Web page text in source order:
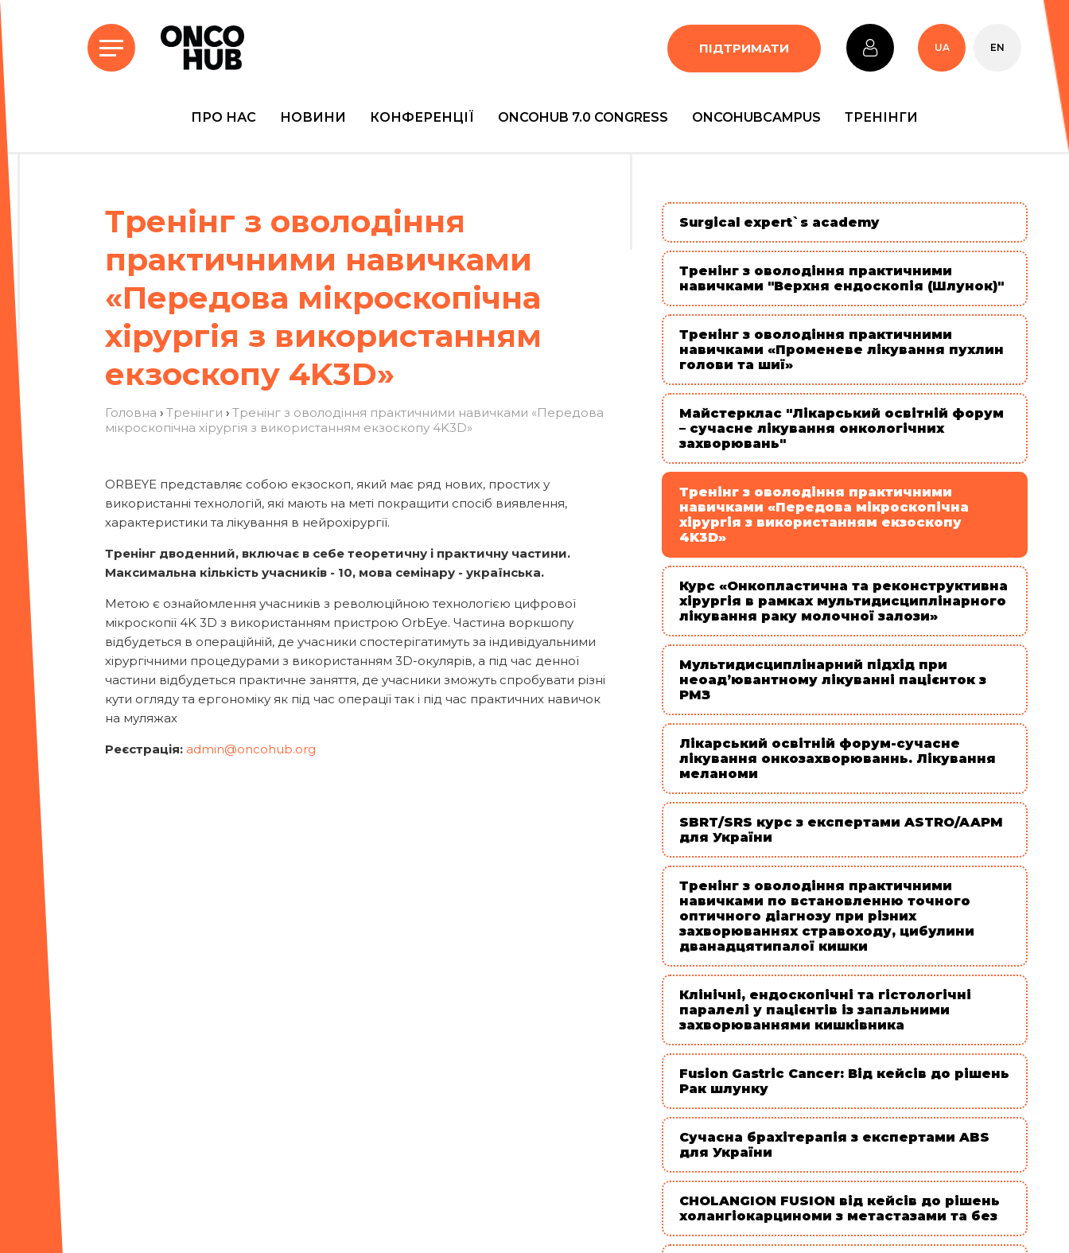
UA EN
ПІДТРИМАТИ
ПРО НАС НОВИНИ КОНФЕРЕНЦІЇ ONCOHUB 7.0 CONGRESS ONCOHUBCAMPUS ТРЕНІНГИ
Тренінг з оволодіння
практичними навичками
«Передова мікроскопічна
хірургія з використанням
екзоскопу 4K3D»
Головна › Тренінги › Тренінг з оволодіння практичними навичками «Передова
мікроскопічна хірургія з використанням екзоскопу 4K3D»
ORBEYE представляє собою екзоскоп, який має ряд нових, простих у
використанні технологій, які мають на меті покращити спосіб виявлення,
характеристики та лікування в нейрохірургії.
Тренінг дводенний, включає в себе теоретичну і практичну частини.
Максимальна кількість учасників - 10, мова семінару - українська.
Метою є ознайомлення учасників з революційною технологією цифрової
мікроскопії 4K 3D з використанням пристрою OrbEye. Частина воркшопу
відбудеться в операційній, де учасники спостерігатимуть за індивідуальними
хірургічними процедурами з використанням 3D-окулярів, а під час денної
частини відбудеться практичне заняття, де учасники зможуть спробувати різні
кути огляду та ергономіку як під час операції так і під час практичних навичок
на муляжах
Реєстрація: admin@oncohub.org
Surgical expert`s academy
Тренінг з оволодіння практичними
навичками "Верхня ендоскопія (Шлунок)"
Тренінг з оволодіння практичними
навичками «Променеве лікування пухлин
голови та шиї»
Майстерклас "Лікарський освітній форум
– сучасне лікування онкологічних
захворювань"
Тренінг з оволодіння практичними
навичками «Передова мікроскопічна
хірургія з використанням екзоскопу
4K3D»
Курс «Онкопластична та реконструктивна
хірургія в рамках мультидисциплінарного
лікування раку молочної залози»
Мультидисциплінарний підхід при
неоад’ювантному лікуванні пацієнток з
РМЗ
Лікарський освітній форум-сучасне
лікування онкозахворюваннь. Лікування
меланоми
SBRT/SRS курс з експертами ASTRO/AAPM
для України
Тренінг з оволодіння практичними
навичками по встановленню точного
оптичного діагнозу при різних
захворюваннях стравоходу, цибулини
дванадцятипалої кишки
Клінічні, ендоскопічні та гістологічні
паралелі у пацієнтів із запальними
захворюваннями кишківника
Fusion Gastric Cancer: Від кейсів до рішень
Рак шлунку
Сучасна брахітерапія з експертами ABS
для України
CHOLANGION FUSION від кейсів до рішень
холангіокарциноми з метастазами та без